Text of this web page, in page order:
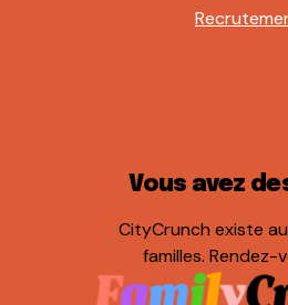
Vous avez
CityCrunch existe
familles. Rendez-